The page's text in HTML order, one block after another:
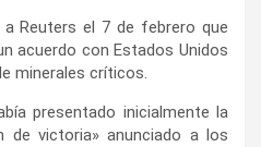
Reuters el 7 de febrero que
acuerdo con Estados Unidos
minerales críticos.
presentado inicialmente la
de victoria» anunciado a los